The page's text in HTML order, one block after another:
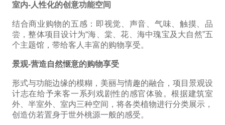
室内-人性化的创意功能空间
结合商业购物的五感：即视觉、声音、气味、触摸、品
尝，整体项目设计为“海、棠、花、海中瑰宝及大自然”五
个主题馆，带给客人丰富的购物享受。
景观-营造自然惬意的购物享受
形式与功能边缘的模糊，美丽与情趣的融合，项目景观设
计志在给予来客一系列戏剧性的感官体验。根据建筑室
外、半室外、室内三种空间，将各类植物进行分类展示，
创造仿若置身于世外桃源一般的感受。